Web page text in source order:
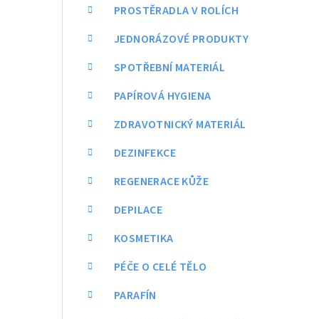
PROSTĚRADLA V ROLÍCH
JEDNORÁZOVÉ PRODUKTY
SPOTŘEBNÍ MATERIÁL
PAPÍROVÁ HYGIENA
ZDRAVOTNICKÝ MATERIÁL
DEZINFEKCE
REGENERACE KŮŽE
DEPILACE
KOSMETIKA
PÉČE O CELÉ TĚLO
PARAFÍN